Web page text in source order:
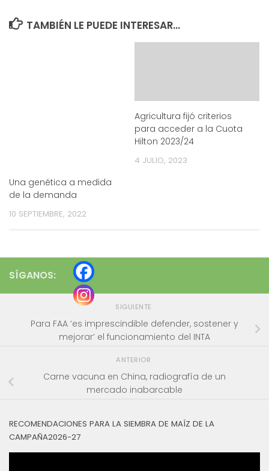
TAMBIÉN LE PUEDE INTERESAR...
Una genética a medida
de la demanda
10 SEPTIEMBRE, 2022
Agricultura fijó criterios
para acceder a la Cuota
Hilton 2023/24
4 JULIO, 2023
SÍGANOS:
SIGUIENTE
Para FAA ‘es imprescindible defender, sostener y
mejorar’ el funcionamiento del INTA
ANTERIOR
Carne vacuna en China, radiografía de un
mercado inabarcable
RECOMENDACIONES PARA LA SIEMBRA DE MAÍZ DE LA
CAMPAÑA2026-27